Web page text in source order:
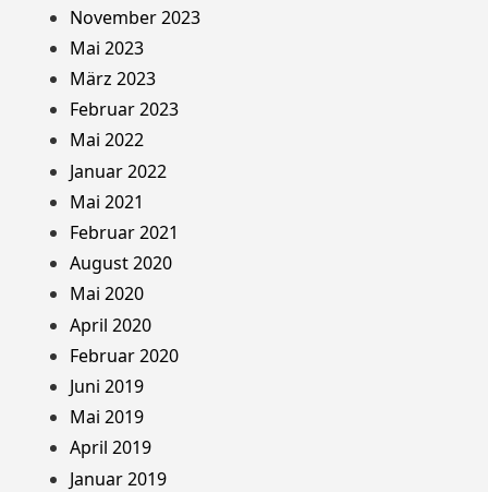
November 2023
Mai 2023
März 2023
Februar 2023
Mai 2022
Januar 2022
Mai 2021
Februar 2021
August 2020
Mai 2020
April 2020
Februar 2020
Juni 2019
Mai 2019
April 2019
Januar 2019